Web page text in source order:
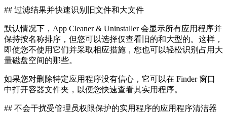
## 过滤结果并快速识别旧文件和大文件
默认情况下，App Cleaner & Uninstaller 会显示所有应用程序并
保持按名称排序，但您可以选择仅查看旧的和大型的。这样，
即使您不使用它们并采取相应措施，您也可以轻松识别占用大
量磁盘空间的那些。
如果您对删除特定应用程序没有信心，它可以在 Finder 窗口
中打开容器文件夹，以便您快速查看其实用程序。
## 不会干扰受管理员权限保护的实用程序的应用程序清洁器